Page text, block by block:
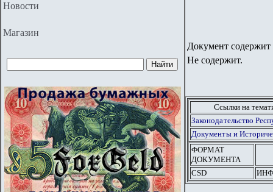
Новости
Магазин
Документ
Не содержит.
Ссылки на
Законодательство
Документы и
ФОРМАТ
ДОКУМЕНТА
CSD